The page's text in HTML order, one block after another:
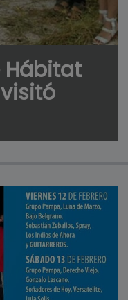
Hábitat